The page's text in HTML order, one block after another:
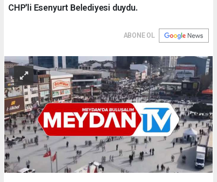
CHP'li Esenyurt Belediyesi duydu.
ABONE OL